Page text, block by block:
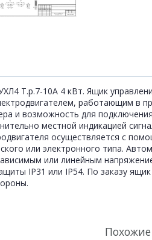
Т.р.7-10А 4 кВт. Ящик
работающим
и возможность для
местной индикацией
осуществляется с
или электронного типа.
или линейным
IР31 или IP54. По заказу